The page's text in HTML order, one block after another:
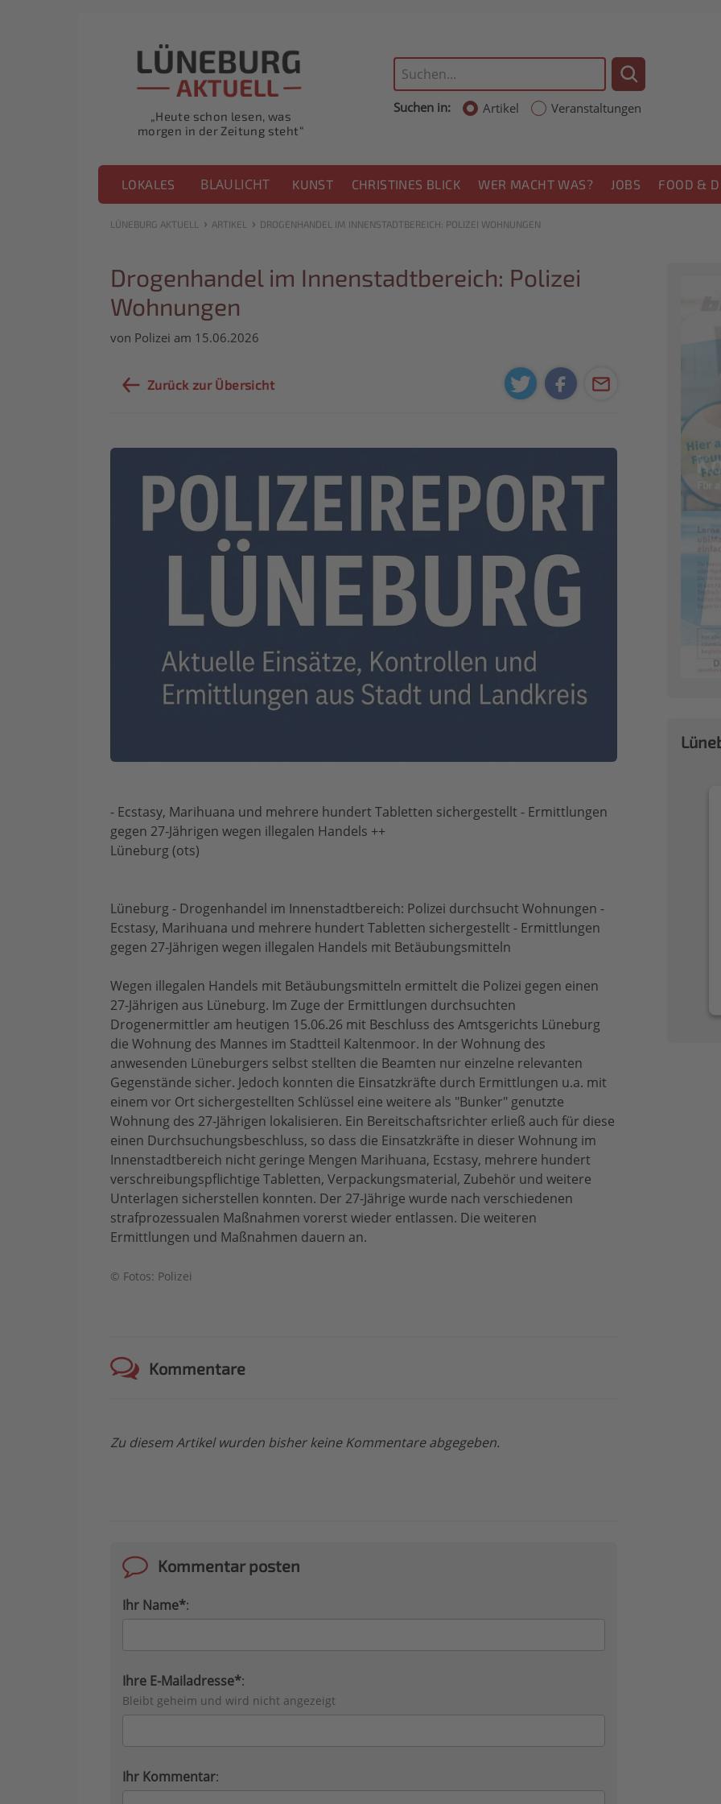
„Heute schon lesen, was
morgen in der Zeitung steht“
Suchen in: Artikel Veranstaltungen
LOKALES BLAULICHT KUNST CHRISTINES BLICK WER MACHT WAS? JOBS FOOD &
LÜNEBURG AKTUELL › ARTIKEL › DROGENHANDEL IM INNENSTADTBEREICH: POLIZEI WOHNUNGEN
Drogenhandel im Innenstadtbereich: Polizei
Wohnungen
von Polizei am 15.06.2026
Zurück zur Übersicht
- Ecstasy, Marihuana und mehrere hundert Tabletten sichergestellt - Ermittlungen
gegen 27-Jährigen wegen illegalen Handels ++
Lüneburg (ots)
Lüneburg - Drogenhandel im Innenstadtbereich: Polizei durchsucht Wohnungen -
Ecstasy, Marihuana und mehrere hundert Tabletten sichergestellt - Ermittlungen
gegen 27-Jährigen wegen illegalen Handels mit Betäubungsmitteln
Wegen illegalen Handels mit Betäubungsmitteln ermittelt die Polizei gegen einen
27-Jährigen aus Lüneburg. Im Zuge der Ermittlungen durchsuchten
Drogenermittler am heutigen 15.06.26 mit Beschluss des Amtsgerichts Lüneburg
die Wohnung des Mannes im Stadtteil Kaltenmoor. In der Wohnung des
anwesenden Lüneburgers selbst stellten die Beamten nur einzelne relevanten
Gegenstände sicher. Jedoch konnten die Einsatzkräfte durch Ermittlungen u.a. mit
einem vor Ort sichergestellten Schlüssel eine weitere als "Bunker" genutzte
Wohnung des 27-Jährigen lokalisieren. Ein Bereitschaftsrichter erließ auch für diese
einen Durchsuchungsbeschluss, so dass die Einsatzkräfte in dieser Wohnung im
Innenstadtbereich nicht geringe Mengen Marihuana, Ecstasy, mehrere hundert
verschreibungspflichtige Tabletten, Verpackungsmaterial, Zubehör und weitere
Unterlagen sicherstellen konnten. Der 27-Jährige wurde nach verschiedenen
strafprozessualen Maßnahmen vorerst wieder entlassen. Die weiteren
Ermittlungen und Maßnahmen dauern an.
© Fotos: Polizei
Kommentare
Zu diesem Artikel wurden bisher keine Kommentare abgegeben.
Kommentar posten
Ihr Name*:
Ihre E-Mailadresse*:
Bleibt geheim und wird nicht angezeigt
Ihr Kommentar: